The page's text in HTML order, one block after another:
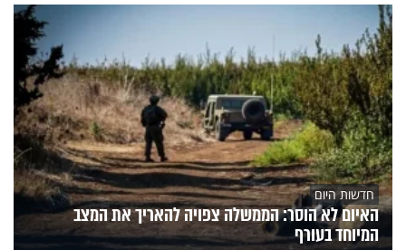
חדשות היום
האיום לא הוסר: הממשלה צפויה להאריך את המצב
המיוחד בעורף